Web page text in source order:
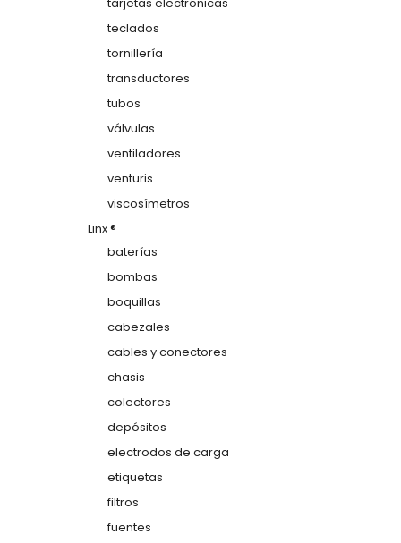
teclados
tornillería
transductores
tubos
válvulas
ventiladores
venturis
viscosímetros
Linx ®
baterías
bombas
boquillas
cabezales
cables y conectores
chasis
colectores
depósitos
electrodos de carga
etiquetas
filtros
fuentes